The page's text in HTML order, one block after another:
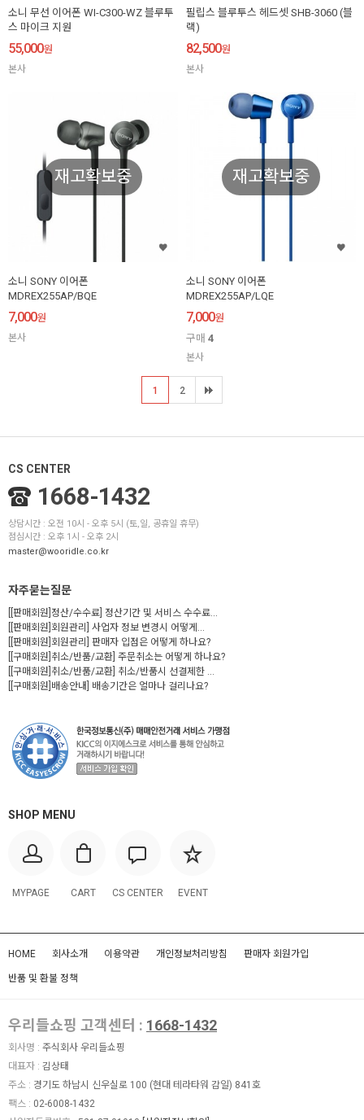
소니 무선 이어폰 WI-C300-WZ 블루투
스 마이크 지원
55,000원
본사
필립스 블루투스 헤드셋 SHB-3060 (블
랙)
82,500원
본사
재고확보중
소니 SONY 이어폰
MDREX255AP/BQE
7,000원
본사
재고확보중
소니 SONY 이어폰
MDREX255AP/LQE
7,000원
구매 4
본사
1 2
CS CENTER
1668-1432
상담시간 : 오전 10시 - 오후 5시 (토,일, 공휴일 휴무)
점심시간 : 오후 1시 - 오후 2시
master@wooridle.co.kr
자주묻는질문
[[판매회원]정산/수수료] 정산기간 및 서비스 수수료...
[[판매회원]회원관리] 사업자 정보 변경시 어떻게...
[[판매회원]회원관리] 판매자 입점은 어떻게 하나요?
[[구매회원]취소/반품/교환] 주문취소는 어떻게 하나요?
[[구매회원]취소/반품/교환] 취소/반품시 선결제한 ...
[[구매회원]배송안내] 배송기간은 얼마나 걸리나요?
SHOP MENU
MYPAGE CART CS CENTER EVENT
HOME 회사소개 이용약관 개인정보처리방침 판매자 회원가입
반품 및 환불 정책
우리들쇼핑 고객센터 : 1668-1432
회사명 : 주식회사 우리들쇼핑
대표자 : 김상태
주소 : 경기도 하남시 신우실로 100 (현대 테라타워 감일) 841호
팩스 : 02-6008-1432